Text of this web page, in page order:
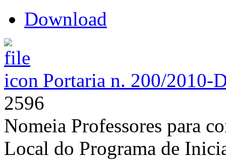
Download
Portaria n. 200/2010-
2596
Nomeia Professores para
Local do Programa de